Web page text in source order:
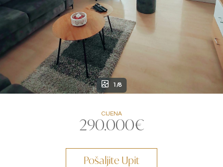
1/8
CIJENA
290.000€
Pošaljite Upit